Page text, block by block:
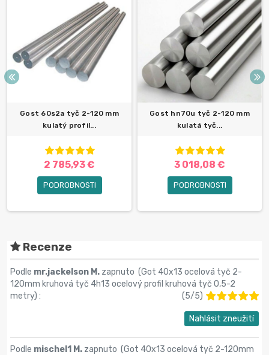
Gost 60s2a tyč 2-120 mm
kulatý profil...
2 785,93 €
PODROBNOSTI
Gost hn70u tyč 2-120 mm
kulatá tyč...
3 018,08 €
PODROBNOSTI
Recenze
Podle mr.jackelson M. zapnuto (Got 40x13 ocelová tyč 2-
120mm kruhová tyč 4h13 ocelový profil kruhová tyč 0,5-2
metry) : (5/5)
Nahlásit zneužití
Podle mischel1 M. zapnuto (Got 40x13 ocelová tyč 2-120mm